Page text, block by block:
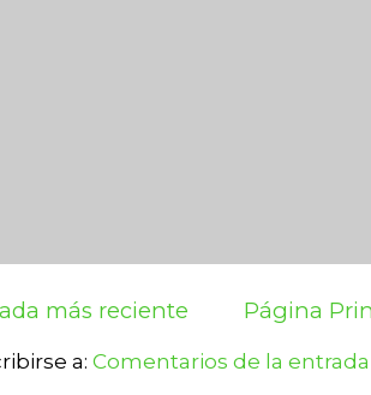
más reciente Página
a: Comentarios de la